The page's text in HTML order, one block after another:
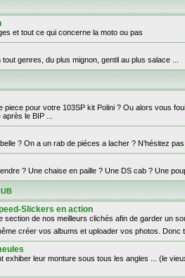
et tout ce qui concerne la moto ou pas
genres, du plus mignon, gentil au plus salace ...
piece pour votre 103SP kit Polini ? Ou alors vous
le BIP ...
? On a un rab de piéces a lacher ? N'hésitez
? Une chaise en paille ? Une DS cab ? Une
Slickers en action
section de nos meilleurs clichés afin de garder un
créer vos albums et uploader vos photos. Donc
exhiber leur monture sous tous les angles ... (le